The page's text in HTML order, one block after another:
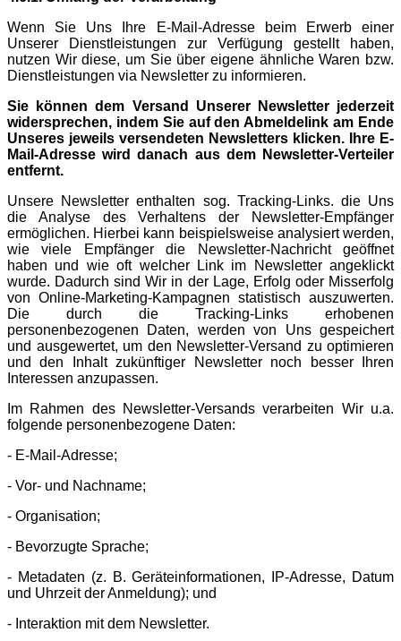
Wenn Sie Uns Ihre E-Mail-Adresse beim Erwerb einer
Unserer Dienstleistungen zur Verfügung gestellt haben,
nutzen Wir diese, um Sie über eigene ähnliche Waren bzw.
Dienstleistungen via Newsletter zu informieren.
Sie können dem Versand Unserer Newsletter jederzeit
widersprechen, indem Sie auf den Abmeldelink am Ende
Unseres jeweils versendeten Newsletters klicken. Ihre E-
Mail-Adresse wird danach aus dem Newsletter-Verteiler
entfernt.
Unsere Newsletter enthalten sog. Tracking-Links. die Uns
die Analyse des Verhaltens der Newsletter-Empfänger
ermöglichen. Hierbei kann beispielsweise analysiert werden,
wie viele Empfänger die Newsletter-Nachricht geöffnet
haben und wie oft welcher Link im Newsletter angeklickt
wurde. Dadurch sind Wir in der Lage, Erfolg oder Misserfolg
von Online-Marketing-Kampagnen statistisch auszuwerten.
Die durch die Tracking-Links erhobenen
personenbezogenen Daten, werden von Uns gespeichert
und ausgewertet, um den Newsletter-Versand zu optimieren
und den Inhalt zukünftiger Newsletter noch besser Ihren
Interessen anzupassen.
Im Rahmen des Newsletter-Versands verarbeiten Wir u.a.
folgende personenbezogene Daten:
- E-Mail-Adresse;
- Vor- und Nachname;
- Organisation;
- Bevorzugte Sprache;
- Metadaten (z. B. Geräteinformationen, IP-Adresse, Datum
und Uhrzeit der Anmeldung); und
- Interaktion mit dem Newsletter.